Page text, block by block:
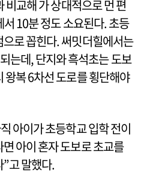
비교해 가 상대적으로 먼 편
10분 정도 소요된다. 초등
로 꼽힌다. 써밋더힐에서는
는데, 단지와 흑석초는 도보
왕복 6차선 도로를 횡단해야
아이가 초등학교 입학 전이
아이 혼자 도보로 초교를
고 말했다.